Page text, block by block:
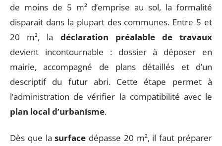
de moins de 5 m² d’emprise au sol, la formalité
disparait dans la plupart des communes. Entre 5 et
20 m², la déclaration préalable de travaux
devient incontournable : dossier à déposer en
mairie, accompagné de plans détaillés et d’un
descriptif du futur abri. Cette étape permet à
l’administration de vérifier la compatibilité avec le
plan local d’urbanisme.
Dès que lasurface dépasse 20 m², il faut préparer